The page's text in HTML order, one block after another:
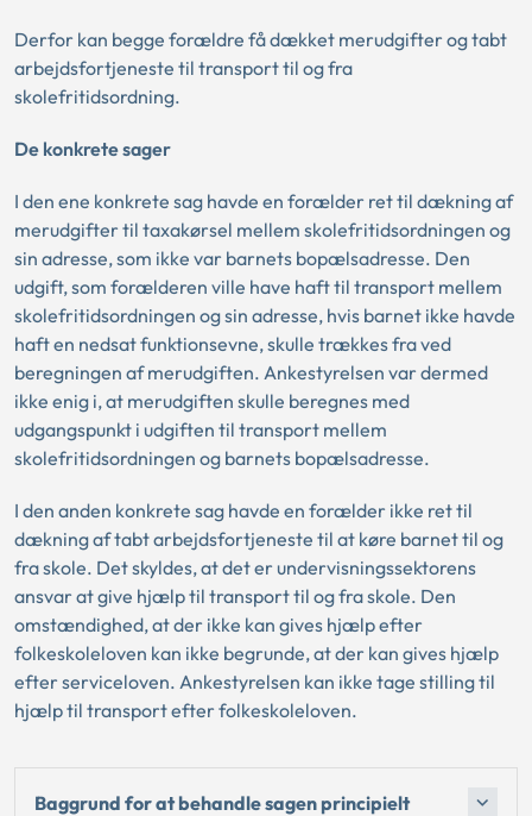
Derfor kan begge forældre få dækket merudgifter og tabt
arbejdsfortjeneste til transport til og fra
skolefritidsordning.
De konkrete sager
I den ene konkrete sag havde en forælder ret til dækning af
merudgifter til taxakørsel mellem skolefritidsordningen og
sin adresse, som ikke var barnets bopælsadresse. Den
udgift, som forælderen ville have haft til transport mellem
skolefritidsordningen og sin adresse, hvis barnet ikke havde
haft en nedsat funktionsevne, skulle trækkes fra ved
beregningen af merudgiften. Ankestyrelsen var dermed
ikke enig i, at merudgiften skulle beregnes med
udgangspunkt i udgiften til transport mellem
skolefritidsordningen og barnets bopælsadresse.
I den anden konkrete sag havde en forælder ikke ret til
dækning af tabt arbejdsfortjeneste til at køre barnet til og
fra skole. Det skyldes, at det er undervisningssektorens
ansvar at give hjælp til transport til og fra skole. Den
omstændighed, at der ikke kan gives hjælp efter
folkeskoleloven kan ikke begrunde, at der kan gives hjælp
efter serviceloven. Ankestyrelsen kan ikke tage stilling til
hjælp til transport efter folkeskoleloven.
Baggrund for at behandle sagen principielt